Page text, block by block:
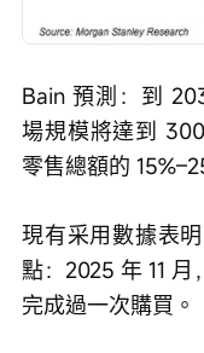
Bain 預測：到
場規模將達到
零售總額的
現有采用數據表
點：2025 年 11
完成過一次購買。